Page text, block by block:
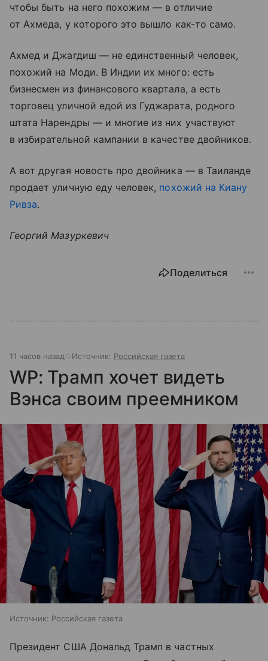
чтобы быть на него похожим — в отличие
от Ахмеда, у которого это вышло как-то само.
Ахмед и Джагдиш — не единственный человек,
похожий на Моди. В Индии их много: есть
бизнесмен из финансового квартала, а есть
торговец уличной едой из Гуджарата, родного
штата Нарендры — и многие из них участвуют
в избирательной кампании в качестве двойников.
А вот другая новость про двойника — в Таиланде
продает уличную еду человек, похожий на Киану
Ривза.
Георгий Мазуркевич
Поделиться
11 часов назад Источник: Российская газета
WP: Трамп хочет видеть
Вэнса своим преемником
Источник: Российская газета
Президент США Дональд Трамп в частных